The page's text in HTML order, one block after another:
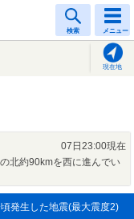
検索 メニュー
現在地
07日23:00現在
北約90kmを西に進んでい
発生した地震(最大震度2)